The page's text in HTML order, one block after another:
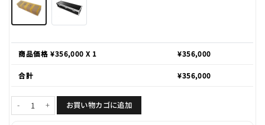
商品価格 ¥356,000 X 1 ¥356,000
合計 ¥356,000
Tanya 170cm D-cup個お買い物カゴに追加